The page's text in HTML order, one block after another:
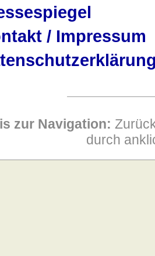
/ Impressum
zur Navigation:
durch